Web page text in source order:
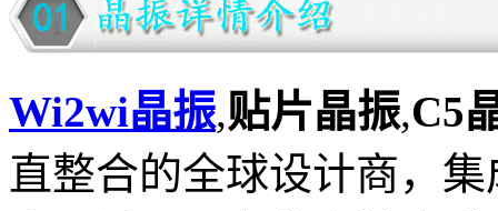
Wi2wi晶振,贴片晶振,C5
直整合的全球设计商，